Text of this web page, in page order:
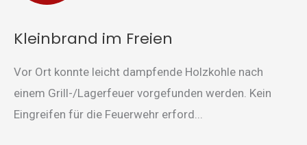
Kleinbrand im Freien
Vor Ort konnte leicht dampfende Holzkohle nach
einem Grill-/Lagerfeuer vorgefunden werden. Kein
Eingreifen für die Feuerwehr erford...